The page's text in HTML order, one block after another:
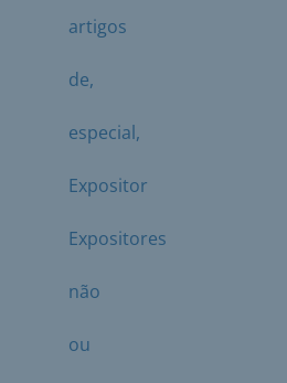
artigos
de,
especial,
Expositor
Expositores
não
ou